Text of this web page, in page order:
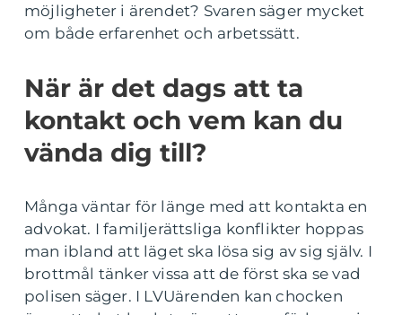
möjligheter i ärendet? Svaren säger mycket
om både erfarenhet och arbetssätt.
När är det dags att ta
kontakt och vem kan du
vända dig till?
Många väntar för länge med att kontakta en
advokat. I familjerättsliga konflikter hoppas
man ibland att läget ska lösa sig av sig själv. I
brottmål tänker vissa att de först ska se vad
polisen säger. I LVUärenden kan chocken